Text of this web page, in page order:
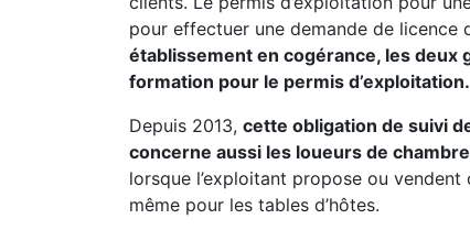
pour effectuer une demande de licence
établissement en cogérance, les deux
formation pour le permis d’exploitation.
Depuis 2013, cette obligation de suivi
concerne aussi les loueurs de
lorsque l’exploitant propose ou
même pour les tables d’hôtes.